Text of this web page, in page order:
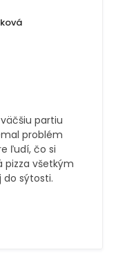
partiu
problém
ľudí, čo si
pizza všetkým
do sýtosti.